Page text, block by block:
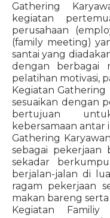
Gathering
kegiatan
perusahaan
(family meeting)
santai yang
dengan berbagai
pelatihan motivasi,
Kegiatan Gathering
sesuaikan dengan
bertujuan
kebersamaan antar
Gathering
sebagai pekerjaan
sekadar
berjalan-jalan di
ragam pekerjaan
makan bareng
Kegiatan